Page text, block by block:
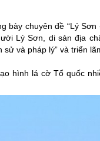
bày chuyên đề “Lý Sơn
Lý Sơn , di sản địa
và pháp lý” và triển
hình lá cờ Tổ quốc